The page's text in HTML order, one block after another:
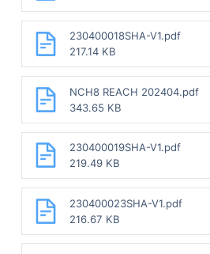
230400018SHA-V1.pdf
217.14 KB
NCH8 REACH 202404.pdf
343.65 KB
230400019SHA-V1.pdf
219.49 KB
230400023SHA-V1.pdf
216.67 KB